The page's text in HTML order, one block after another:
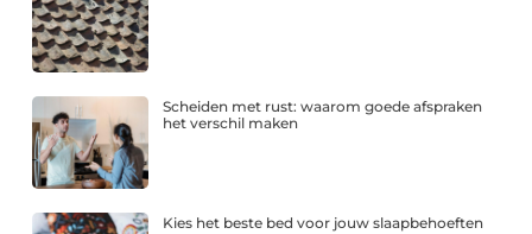
Scheiden met rust: waarom goede afspraken
het verschil maken
Kies het beste bed voor jouw slaapbehoeften